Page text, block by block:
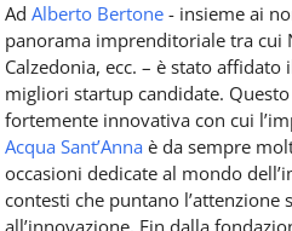
Ad Alberto Bertone - insieme ai
panorama imprenditoriale tra cui
Calzedonia, ecc. – è stato
migliori startup candidate.
fortemente innovativa con cui
Acqua Sant’Anna è da sempre
occasioni dedicate al mondo
contesti che puntano l’attenzione